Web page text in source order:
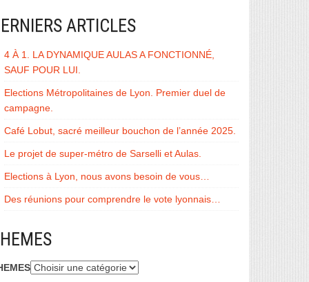
ARTICLES
4 À 1. LA DYNAMIQUE AULAS A FONCTIONNÉ,
SAUF POUR LUI.
Elections Métropolitaines de Lyon. Premier duel de
campagne.
Café Lobut, sacré meilleur bouchon de l’année 2025.
Le projet de super-métro de Sarselli et Aulas.
Elections à Lyon, nous avons besoin de vous…
Des réunions pour comprendre le vote lyonnais…